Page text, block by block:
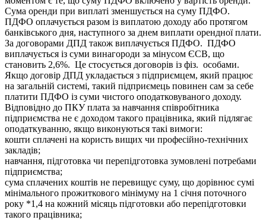
Сума оренди при виплаті зменшується на суму ПДФО.
ПДФО оплачується разом із виплатою доходу або протягом
банківського дня, наступного за днем виплати орендної плати.
За договорами ДПД також виплачується ПДФО. ПДФО
виплачується із суми винагороди за мінусом ЄСВ, що
становить 2,6%. Це стосується договорів із фіз. особами.
Якщо договір ДПД укладається з підприємцем, який працює
на загальній системі, такий підприємець повинен сам за себе
платити ПДФО із суми чистого оподатковуваного доходу.
Відповідно до ПКУ плата за навчання співробітника
підприємства не є доходом такого працівника, який підлягає
оподаткуванню, якщо виконуються такі вимоги:
кошти сплачені на користь вищих чи професійно-технічних
закладів;
навчання, підготовка чи перепідготовка зумовлені потребами
підприємства;
сума сплачених коштів не перевищує суму, що дорівнює сумі
мінімального прожиткового мінімуму на 1 січня поточного
року *1,4 на кожний місяць підготовки або перепідготовки
такого працівника;